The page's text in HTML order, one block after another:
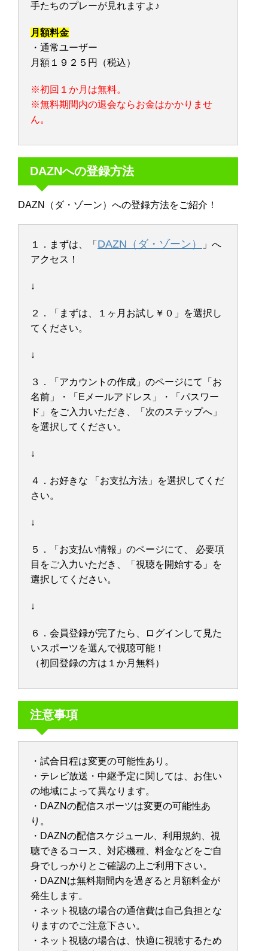
手たちのプレーが見れますよ♪
月額料金
・通常ユーザー
月額１９２５円（税込）
※初回１か月は無料。
※無料期間内の退会ならお金はかかりませ
ん。
DAZNへの登録方法
DAZN（ダ・ゾーン）への登録方法をご紹介！
１．まずは、「 DAZN（ダ・ゾーン）
」へ
アクセス！
↓
２．「まずは、１ヶ月お試し￥０」を選択し
てください。
↓
３．「アカウントの作成」のページにて「お
名前」・「Eメールアドレス」・「パスワー
ド」をご入力いただき、「次のステップへ」
を選択してください。
↓
４．お好きな 「お支払方法」を選択してくだ
さい。
↓
５．「お支払い情報」のページにて、 必要項
目をご入力いただき、「視聴を開始する」を
選択してください。
↓
６．会員登録が完了たら、ログインして見た
いスポーツを選んで視聴可能！
（初回登録の方は１か月無料）
注意事項
・試合日程は変更の可能性あり。
・テレビ放送・中継予定に関しては、お住い
の地域によって異なります。
・DAZNの配信スポーツは変更の可能性あ
り。
・DAZNの配信スケジュール、利用規約、視
聴できるコース、対応機種、料金などをご自
身でしっかりとご確認の上ご利用下さい。
・DAZNは無料期間内を過ぎると月額料金が
発生します。
・ネット視聴の場合の通信費は自己負担とな
りますのでご注意下さい。
・ネット視聴の場合は、快適に視聴するため